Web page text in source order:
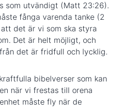
som utvändigt (Matt 23:26).
fånga varenda tanke (2
det är vi som ska styra
Det är helt möjligt, och
det är fridfull och lycklig.
bibelverser som kan
när vi frestas till orena
måste fly när de